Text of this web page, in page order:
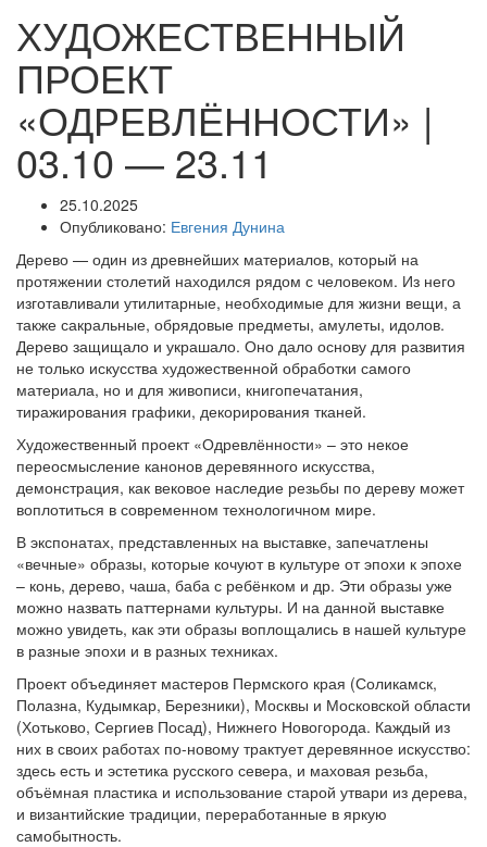
ХУДОЖЕСТВЕННЫЙ
ПРОЕКТ
«ОДРЕВЛЁННОСТИ» |
03.10 — 23.11
25.10.2025
Опубликовано: Евгения Дунина
Дерево — один из древнейших материалов, который на
протяжении столетий находился рядом с человеком. Из него
изготавливали утилитарные, необходимые для жизни вещи, а
также сакральные, обрядовые предметы, амулеты, идолов.
Дерево защищало и украшало. Оно дало основу для развития
не только искусства художественной обработки самого
материала, но и для живописи, книгопечатания,
тиражирования графики, декорирования тканей.
Художественный проект «Одревлённости» – это некое
переосмысление канонов деревянного искусства,
демонстрация, как вековое наследие резьбы по дереву может
воплотиться в современном технологичном мире.
В экспонатах, представленных на выставке, запечатлены
«вечные» образы, которые кочуют в культуре от эпохи к эпохе
– конь, дерево, чаша, баба с ребёнком и др. Эти образы уже
можно назвать паттернами культуры. И на данной выставке
можно увидеть, как эти образы воплощались в нашей культуре
в разные эпохи и в разных техниках.
Проект объединяет мастеров Пермского края (Соликамск,
Полазна, Кудымкар, Березники), Москвы и Московской области
(Хотьково, Сергиев Посад), Нижнего Новогорода. Каждый из
них в своих работах по-новому трактует деревянное искусство:
здесь есть и эстетика русского севера, и маховая резьба,
объёмная пластика и использование старой утвари из дерева,
и византийские традиции, переработанные в яркую
самобытность.